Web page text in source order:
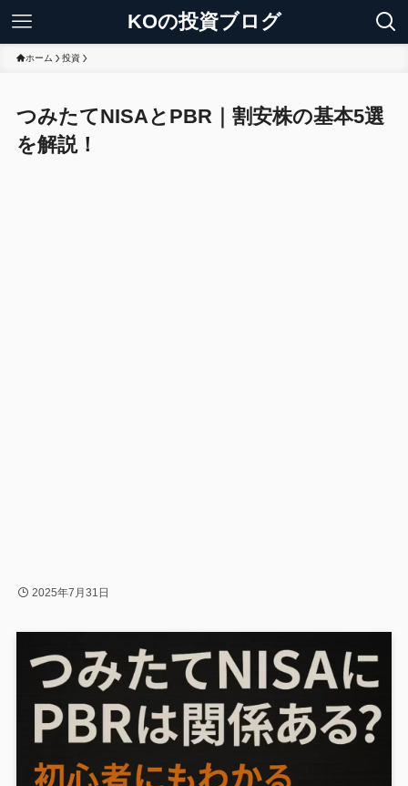
KOの投資ブログ
ホーム 投資
つみたてNISAとPBR｜割安株の基本5選
を解説！
2025年7月31日